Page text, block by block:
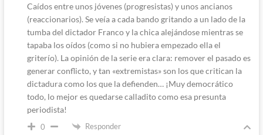
Caídos entre unos jóvenes (progresistas) y unos ancianos
(reaccionarios). Se veía a cada bando gritando a un lado de la
tumba del dictador Franco y la chica alejándose mientras se
tapaba los oídos (como si no hubiera empezado ella el
griterío). La opinión de la serie era clara: remover el pasado es
generar conflicto, y tan «extremistas» son los que critican la
dictadura como los que la defienden… ¡Muy democrático
todo, lo mejor es quedarse calladito como esa presunta
periodista!
0 Responder